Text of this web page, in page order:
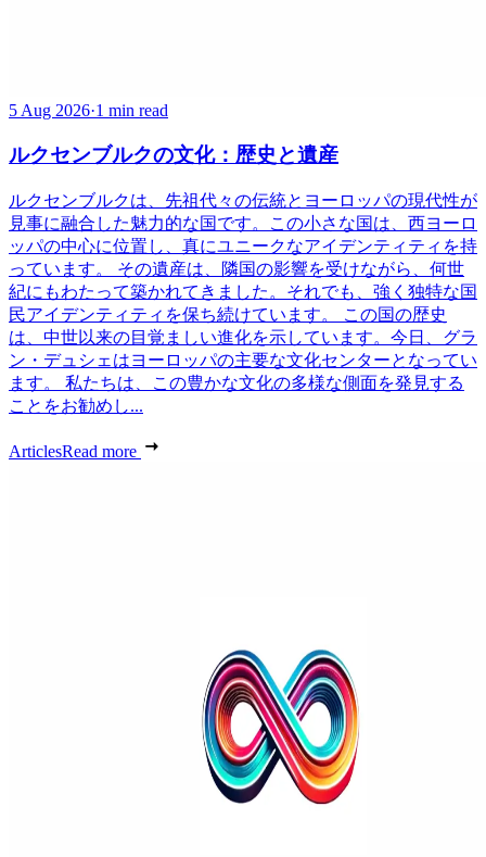
5 Aug 2026·1 min read
ルクセンブルクの文化：歴史と遺産
ルクセンブルクは、先祖代々の伝統とヨーロッパの現代性が
見事に融合した魅力的な国です。この小さな国は、西ヨーロ
ッパの中心に位置し、真にユニークなアイデンティティを持
っています。 その遺産は、隣国の影響を受けながら、何世
紀にもわたって築かれてきました。それでも、強く独特な国
民アイデンティティを保ち続けています。 この国の歴史
は、中世以来の目覚ましい進化を示しています。今日、グラ
ン・デュシェはヨーロッパの主要な文化センターとなってい
ます。 私たちは、この豊かな文化の多様な側面を発見する
ことをお勧めし...
ArticlesRead more